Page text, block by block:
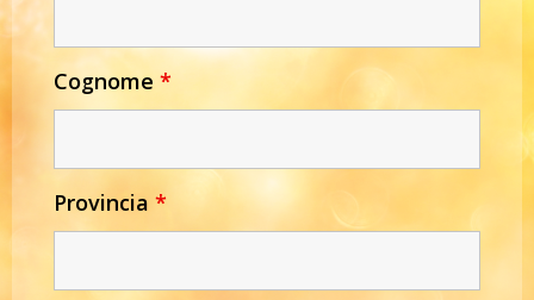
Cognome *
Provincia *